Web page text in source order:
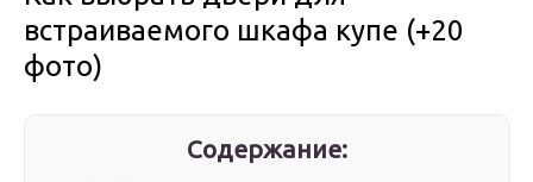
встраиваемого шкафа купе (+20
фото)
Содержание: